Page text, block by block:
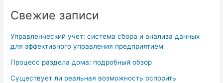
Свежие записи
Управленческий учет: система сбора и анализа данных
для эффективного управления предприятием
Процесс раздела дома: подробный обзор
Существует ли реальная возможность оспорить